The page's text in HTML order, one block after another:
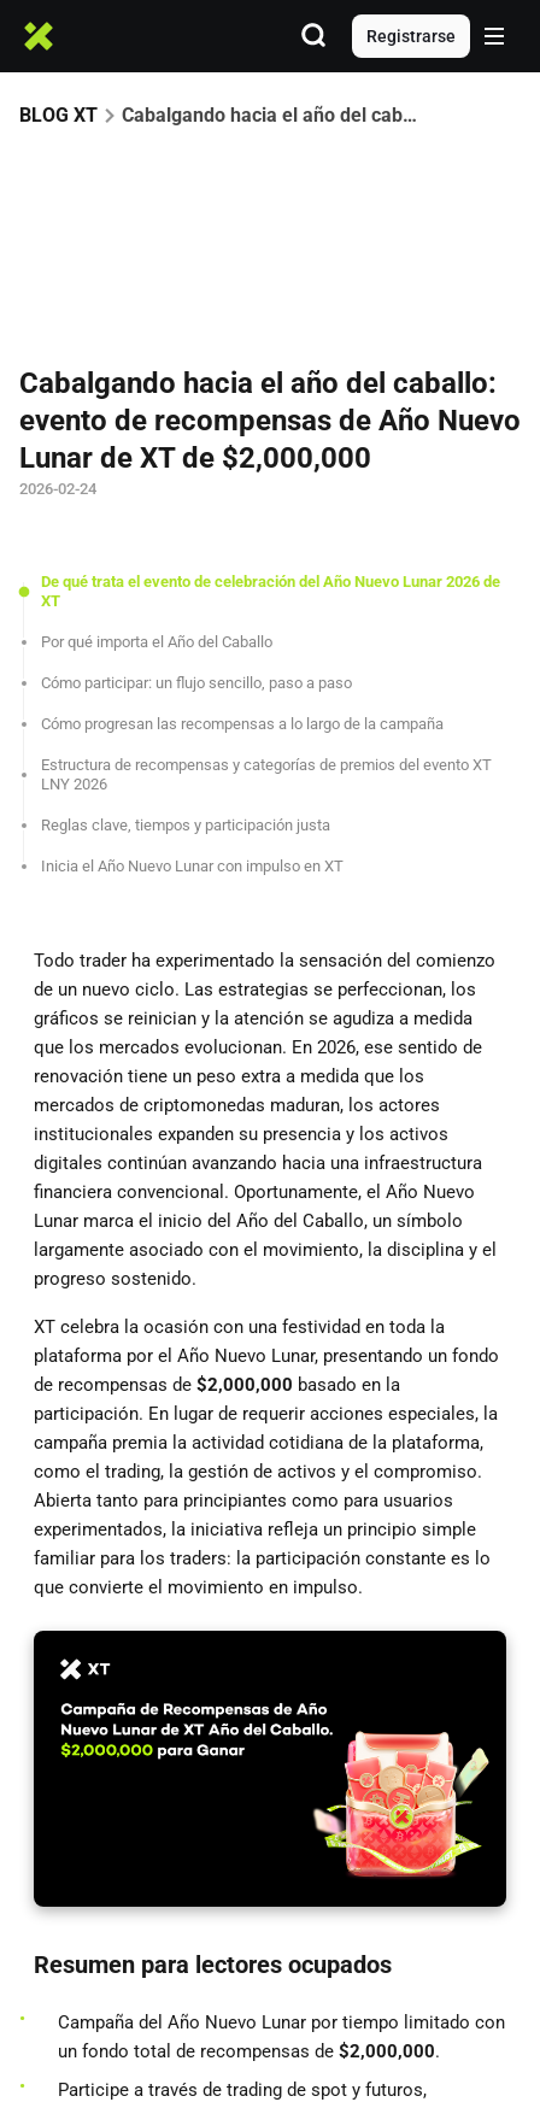
Registrarse
BLOG XT Cabalgando hacia el año del caballo: evento de recompensas de Año Nuevo Lunar de XT de $2,000,000
Cabalgando hacia el año del caballo:
evento de recompensas de Año Nuevo
Lunar de XT de $2,000,000
2026-02-24
De qué trata el evento de celebración del Año Nuevo Lunar 2026 de
XT
Por qué importa el Año del Caballo
Cómo participar: un flujo sencillo, paso a paso
Cómo progresan las recompensas a lo largo de la campaña
Estructura de recompensas y categorías de premios del evento XT
LNY 2026
Reglas clave, tiempos y participación justa
Inicia el Año Nuevo Lunar con impulso en XT
Todo trader ha experimentado la sensación del comienzo
de un nuevo ciclo. Las estrategias se perfeccionan, los
gráficos se reinician y la atención se agudiza a medida
que los mercados evolucionan. En 2026, ese sentido de
renovación tiene un peso extra a medida que los
mercados de criptomonedas maduran, los actores
institucionales expanden su presencia y los activos
digitales continúan avanzando hacia una infraestructura
financiera convencional. Oportunamente, el Año Nuevo
Lunar marca el inicio del Año del Caballo, un símbolo
largamente asociado con el movimiento, la disciplina y el
progreso sostenido.
XT celebra la ocasión con una festividad en toda la
plataforma por el Año Nuevo Lunar, presentando un fondo
de recompensas de $2,000,000 basado en la
participación. En lugar de requerir acciones especiales, la
campaña premia la actividad cotidiana de la plataforma,
como el trading, la gestión de activos y el compromiso.
Abierta tanto para principiantes como para usuarios
experimentados, la iniciativa refleja un principio simple
familiar para los traders: la participación constante es lo
que convierte el movimiento en impulso.
Resumen para lectores ocupados
Campaña del Año Nuevo Lunar por tiempo limitado con
un fondo total de recompensas de $2,000,000.
Participe a través de trading de spot y futuros,